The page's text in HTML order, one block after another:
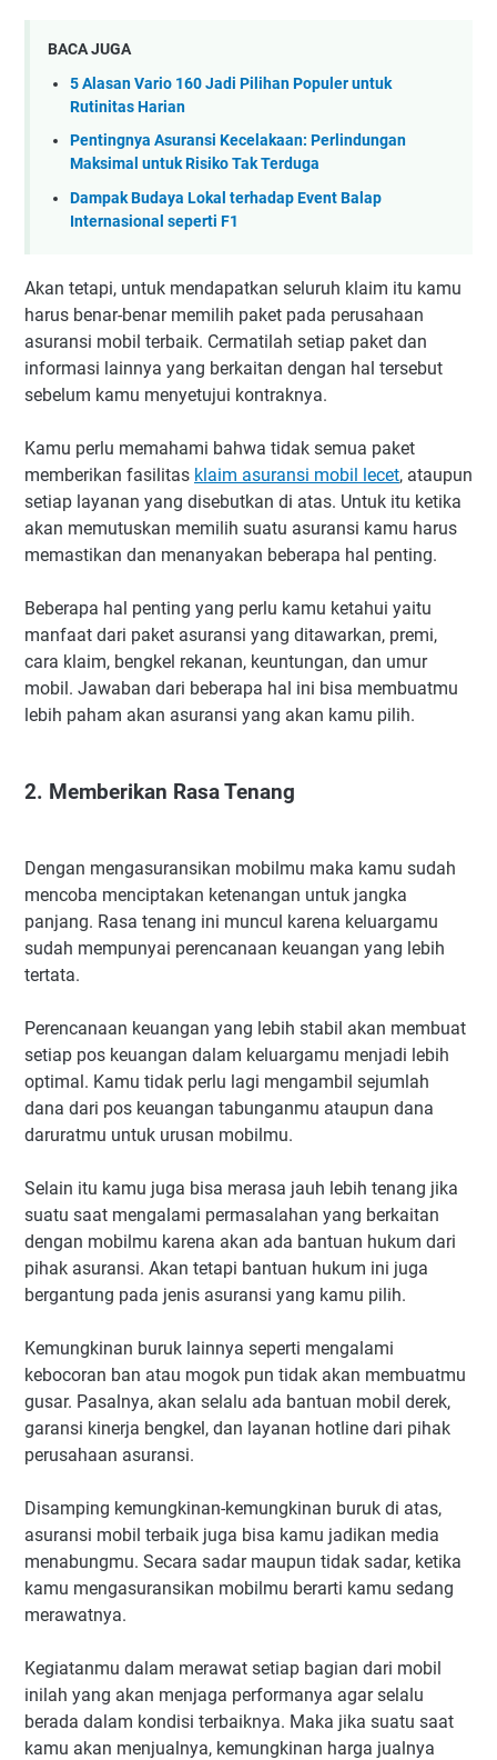
BACA JUGA
5 Alasan Vario 160 Jadi Pilihan Populer untuk
Rutinitas Harian
Pentingnya Asuransi Kecelakaan: Perlindungan
Maksimal untuk Risiko Tak Terduga
Dampak Budaya Lokal terhadap Event Balap
Internasional seperti F1
Akan tetapi, untuk mendapatkan seluruh klaim itu kamu
harus benar-benar memilih paket pada perusahaan
asuransi mobil terbaik. Cermatilah setiap paket dan
informasi lainnya yang berkaitan dengan hal tersebut
sebelum kamu menyetujui kontraknya.
Kamu perlu memahami bahwa tidak semua paket
memberikan fasilitas klaim asuransi mobil lecet, ataupun
setiap layanan yang disebutkan di atas. Untuk itu ketika
akan memutuskan memilih suatu asuransi kamu harus
memastikan dan menanyakan beberapa hal penting.
Beberapa hal penting yang perlu kamu ketahui yaitu
manfaat dari paket asuransi yang ditawarkan, premi,
cara klaim, bengkel rekanan, keuntungan, dan umur
mobil. Jawaban dari beberapa hal ini bisa membuatmu
lebih paham akan asuransi yang akan kamu pilih.
2. Memberikan Rasa Tenang
Dengan mengasuransikan mobilmu maka kamu sudah
mencoba menciptakan ketenangan untuk jangka
panjang. Rasa tenang ini muncul karena keluargamu
sudah mempunyai perencanaan keuangan yang lebih
tertata.
Perencanaan keuangan yang lebih stabil akan membuat
setiap pos keuangan dalam keluargamu menjadi lebih
optimal. Kamu tidak perlu lagi mengambil sejumlah
dana dari pos keuangan tabunganmu ataupun dana
daruratmu untuk urusan mobilmu.
Selain itu kamu juga bisa merasa jauh lebih tenang jika
suatu saat mengalami permasalahan yang berkaitan
dengan mobilmu karena akan ada bantuan hukum dari
pihak asuransi. Akan tetapi bantuan hukum ini juga
bergantung pada jenis asuransi yang kamu pilih.
Kemungkinan buruk lainnya seperti mengalami
kebocoran ban atau mogok pun tidak akan membuatmu
gusar. Pasalnya, akan selalu ada bantuan mobil derek,
garansi kinerja bengkel, dan layanan hotline dari pihak
perusahaan asuransi.
Disamping kemungkinan-kemungkinan buruk di atas,
asuransi mobil terbaik juga bisa kamu jadikan media
menabungmu. Secara sadar maupun tidak sadar, ketika
kamu mengasuransikan mobilmu berarti kamu sedang
merawatnya.
Kegiatanmu dalam merawat setiap bagian dari mobil
inilah yang akan menjaga performanya agar selalu
berada dalam kondisi terbaiknya. Maka jika suatu saat
kamu akan menjualnya, kemungkinan harga jualnya